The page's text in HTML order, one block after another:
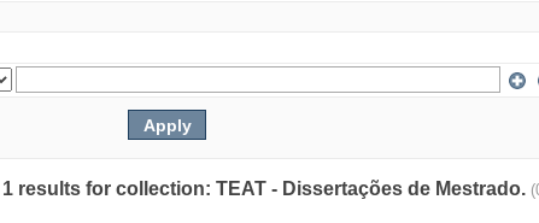
results for collection: TEAT - Dissertações de Mestrado.